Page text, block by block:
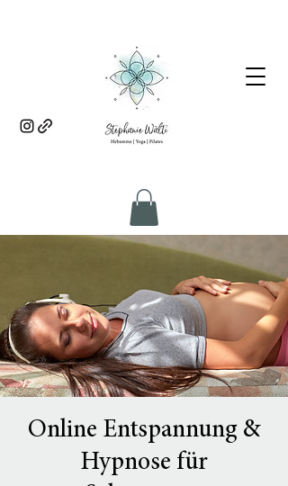
Online Entspannung &
Hypnose für